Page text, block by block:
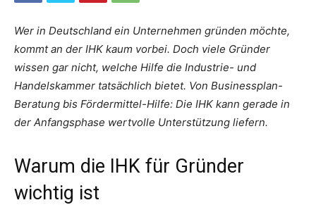
Wer in Deutschland ein Unternehmen gründen möchte,
kommt an der IHK kaum vorbei. Doch viele Gründer
wissen gar nicht, welche Hilfe die Industrie- und
Handelskammer tatsächlich bietet. Von Businessplan-
Beratung bis Fördermittel-Hilfe: Die IHK kann gerade in
der Anfangsphase wertvolle Unterstützung liefern.
Warum die IHK für Gründer
wichtig ist